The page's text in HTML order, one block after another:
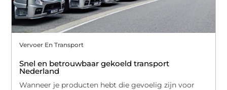
Vervoer En Transport
Snel en betrouwbaar gekoeld transport
Nederland
Wanneer je producten hebt die gevoelig zijn voor